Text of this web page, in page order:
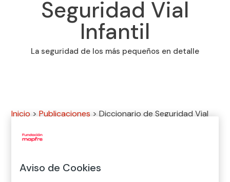
Seguridad Vial
Infantil
La seguridad de los más pequeños en detalle
Inicio >Publicaciones >Diccionario de Seguridad Vial
Aviso de Cookies